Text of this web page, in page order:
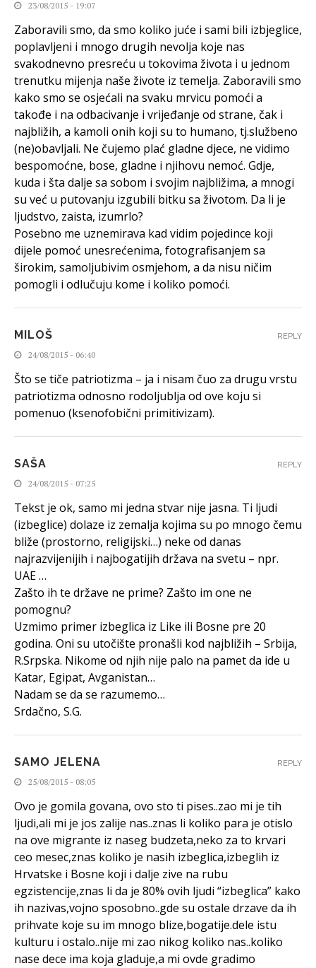
23/08/2015 - 19:07
Zaboravili smo, da smo koliko juće i sami bili izbjeglice,
poplavljeni i mnogo drugih nevolja koje nas
svakodnevno presreću u tokovima života i u jednom
trenutku mijenja naše živote iz temelja. Zaboravili smo
kako smo se osjećali na svaku mrvicu pomoći a
takođe i na odbacivanje i vrijeđanje od strane, čak i
najbližih, a kamoli onih koji su to humano, tj.službeno
(ne)obavljali. Ne čujemo plać gladne djece, ne vidimo
bespomoćne, bose, gladne i njihovu nemoć. Gdje,
kuda i šta dalje sa sobom i svojim najbližima, a mnogi
su već u putovanju izgubili bitku sa životom. Da li je
ljudstvo, zaista, izumrlo?
Posebno me uznemirava kad vidim pojedince koji
dijele pomoć unesrećenima, fotografisanjem sa
širokim, samoljubivim osmjehom, a da nisu ničim
pomogli i odlučuju kome i koliko pomoći.
MILOŠ
24/08/2015 - 06:40
Što se tiče patriotizma – ja i nisam čuo za drugu vrstu
patriotizma odnosno rodoljublja od ove koju si
pomenuo (ksenofobični primitivizam).
REPLY
SAŠA
24/08/2015 - 07:25
Tekst je ok, samo mi jedna stvar nije jasna. Ti ljudi
(izbeglice) dolaze iz zemalja kojima su po mnogo čemu
bliže (prostorno, religijski…) neke od danas
najrazvijenijih i najbogatijih država na svetu – npr.
UAE …
Zašto ih te države ne prime? Zašto im one ne
pomognu?
Uzmimo primer izbeglica iz Like ili Bosne pre 20
godina. Oni su utočište pronašli kod najbližih – Srbija,
R.Srpska. Nikome od njih nije palo na pamet da ide u
Katar, Egipat, Avganistan…
Nadam se da se razumemo…
Srdačno, S.G.
REPLY
SAMO JELENA
25/08/2015 - 08:05
Ovo je gomila govana, ovo sto ti pises..zao mi je tih
ljudi,ali mi je jos zalije nas..znas li koliko para je otislo
na ove migrante iz naseg budzeta,neko za to krvari
ceo mesec,znas koliko je nasih izbeglica,izbeglih iz
Hrvatske i Bosne koji i dalje zive na rubu
egzistencije,znas li da je 80% ovih ljudi “izbeglica” kako
ih nazivas,vojno sposobno..gde su ostale drzave da ih
prihvate koje su im mnogo blize,bogatije.dele istu
kulturu i ostalo..nije mi zao nikog koliko nas..koliko
nase dece ima koja gladuje,a mi ovde gradimo
REPLY